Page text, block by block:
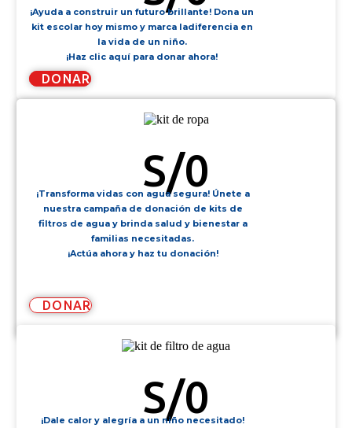
¡Ayuda a construir un futuro brillante! Dona un
kit escolar hoy mismo y marca ladiferencia en
la vida de un niño.
¡Haz clic aquí para donar ahora!
DONAR
S/0
¡Transforma vidas con agua segura! Únete a
nuestra campaña de donación de kits de
filtros de agua y brinda salud y bienestar a
familias necesitadas.
¡Actúa ahora y haz tu donación!
DONAR
S/0
¡Dale calor y alegría a un niño necesitado!